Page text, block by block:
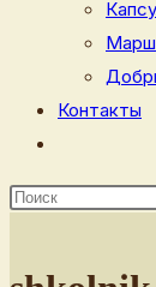
Контакты
по
сайту